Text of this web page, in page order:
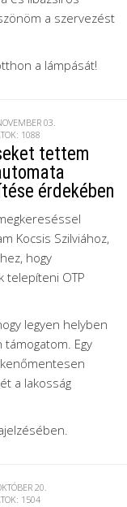
a szervezést
a lámpását!
03.
1088
tettem
érdekében
Kocsis Szilviához,
hogy
telepíteni OTP
legyen helyben
Egy
a lakosság
20.
1504